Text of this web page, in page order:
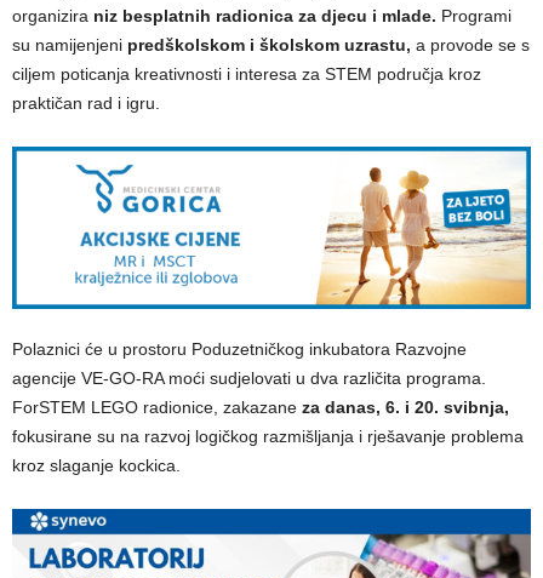
organizira niz besplatnih radionica za djecu i mlade. Programi
su namijenjeni predškolskom i školskom uzrastu, a provode se s
ciljem poticanja kreativnosti i interesa za STEM područja kroz
praktičan rad i igru.
Polaznici će u prostoru Poduzetničkog inkubatora Razvojne
agencije VE-GO-RA moći sudjelovati u dva različita programa.
ForSTEM LEGO radionice, zakazane za danas, 6. i 20. svibnja,
fokusirane su na razvoj logičkog razmišljanja i rješavanje problema
kroz slaganje kockica.